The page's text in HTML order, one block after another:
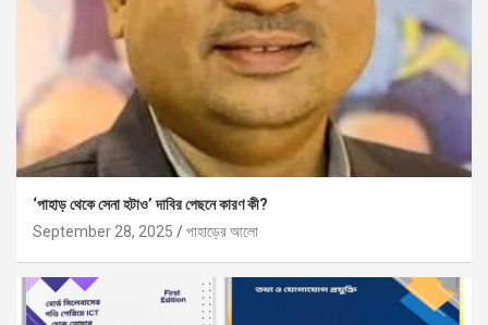
‘পাহাড় থেকে সেনা হটাও’ দাবির পেছনে কারণ কী?
September 28, 2025
পাহাড়ের আলো